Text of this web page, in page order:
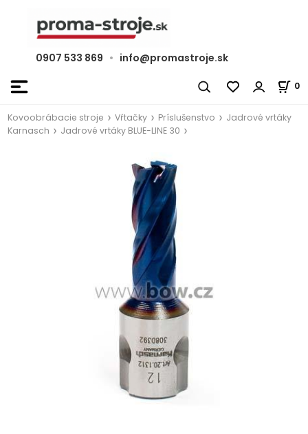
0907 533 869 • info@promastroje.sk
0
Kovoobrábacie stroje Vŕtačky Príslušenstvo
Jadrové vrtáky
Karnasch
Jadrové vrtáky BLUE-LINE 30